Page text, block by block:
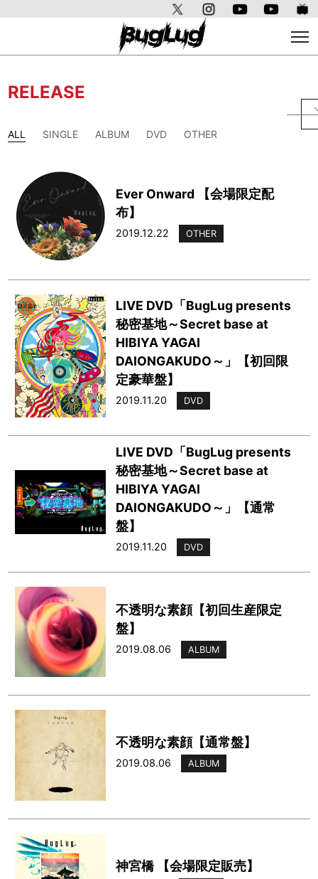
RELEASE
ALL SINGLE ALBUM DVD OTHER
Ever Onward 【会場限定配
布】
2019.12.22 OTHER
LIVE DVD「BugLug presents
秘密基地～Secret base at
HIBIYA YAGAI
DAIONGAKUDO～」【初回限
定豪華盤】
2019.11.20 DVD
LIVE DVD「BugLug presents
秘密基地～Secret base at
HIBIYA YAGAI
DAIONGAKUDO～」【通常
盤】
2019.11.20 DVD
不透明な素顔【初回生産限定
盤】
2019.08.06 ALBUM
不透明な素顔【通常盤】
2019.08.06 ALBUM
神宮橋 【会場限定販売】